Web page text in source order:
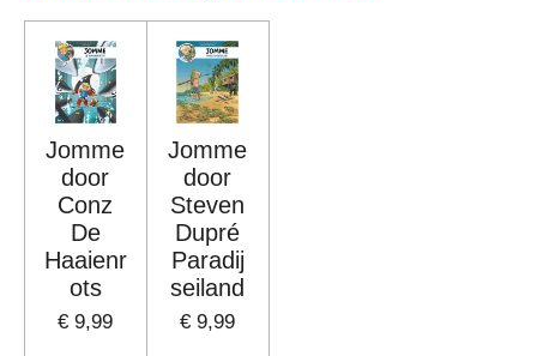
Jomme
door
Conz
De
Haaienr
ots
€ 9,99
Jomme
door
Steven
Dupré
Paradij
seiland
€ 9,99